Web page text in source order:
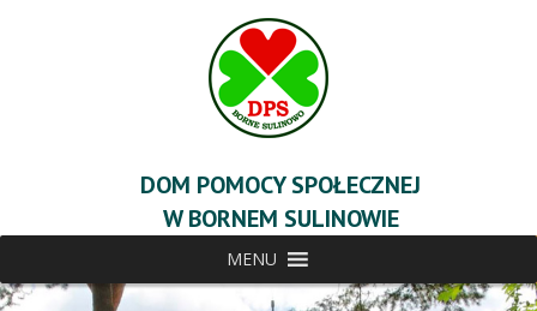
DOM POMOCY SPOŁECZNEJ
W BORNEM SULINOWIE
MENU